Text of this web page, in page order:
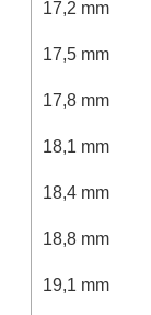
17,2 mm
17,5 mm
17,8 mm
18,1 mm
18,4 mm
18,8 mm
19,1 mm